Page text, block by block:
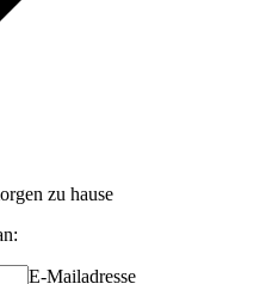
zu hause
E-Mailadresse